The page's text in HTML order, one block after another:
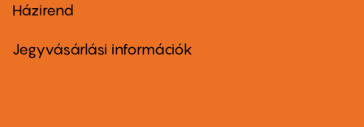
Footer
second
Házirend
Jegyvásárlási információk